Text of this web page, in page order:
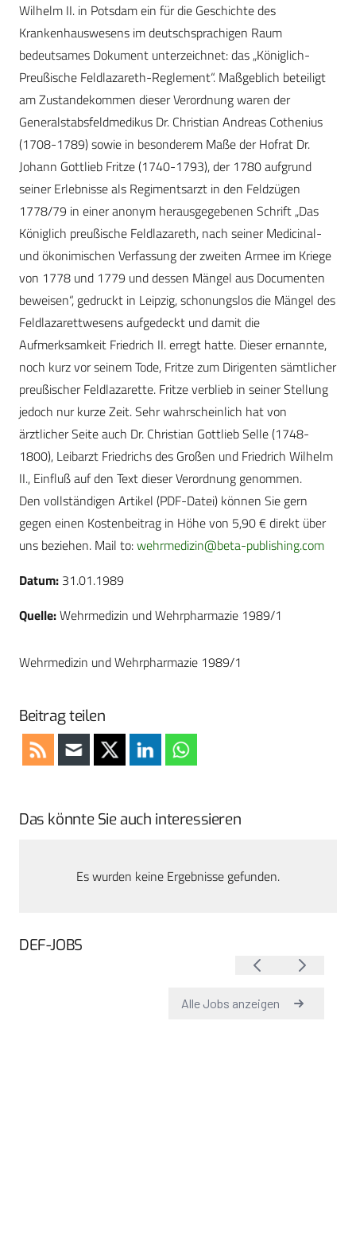
Wilhelm II. in Potsdam ein für die Geschichte des
Krankenhauswesens im deutschsprachigen Raum
bedeutsames Dokument unterzeichnet: das „Königlich-
Preußische Feldlazareth-Reglement“. Maßgeblich beteiligt
am Zustandekommen dieser Verordnung waren der
Generalstabsfeldmedikus Dr. Christian Andreas Cothenius
(1708-1789) sowie in besonderem Maße der Hofrat Dr.
Johann Gottlieb Fritze (1740-1793), der 1780 aufgrund
seiner Erlebnisse als Regimentsarzt in den Feldzügen
1778/79 in einer anonym herausgegebenen Schrift „Das
Königlich preußische Feldlazareth, nach seiner Medicinal-
und ökonimischen Verfassung der zweiten Armee im Kriege
von 1778 und 1779 und dessen Mängel aus Documenten
beweisen“, gedruckt in Leipzig, schonungslos die Mängel des
Feldlazarettwesens aufgedeckt und damit die
Aufmerksamkeit Friedrich II. erregt hatte. Dieser ernannte,
noch kurz vor seinem Tode, Fritze zum Dirigenten sämtlicher
preußischer Feldlazarette. Fritze verblieb in seiner Stellung
jedoch nur kurze Zeit. Sehr wahrscheinlich hat von
ärztlicher Seite auch Dr. Christian Gottlieb Selle (1748-
1800), Leibarzt Friedrichs des Großen und Friedrich Wilhelm
II., Einfluß auf den Text dieser Verordnung genommen.
Den vollständigen Artikel (PDF-Datei) können Sie gern
gegen einen Kostenbeitrag in Höhe von 5,90 € direkt über
uns beziehen. Mail to:wehrmedizin@beta-publishing.com
Datum: 31.01.1989
Quelle:Wehrmedizin und Wehrpharmazie 1989/1
Wehrmedizin und Wehrpharmazie 1989/1
Beitrag teilen
Das könnte Sie auch interessieren
Es wurden keine Ergebnisse gefunden.
DEF-JOBS